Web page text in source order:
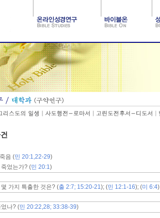
음 (민 20:1,22-29)
었는가? (민 20:1)
가지 특출한 것은? (출 2:7; 15:20-21); (민 12:1-16); (미 6:4)
나? (민 20:22,28; 33:38-39)